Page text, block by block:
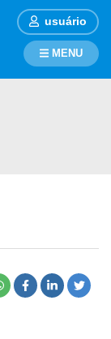
usuário
MENU